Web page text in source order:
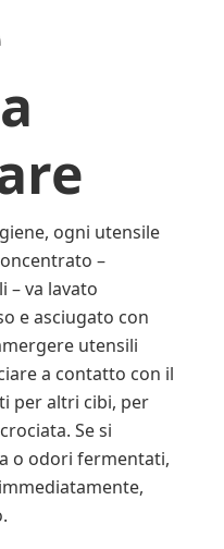
ogni utensile
–
– va lavato
e asciugato con
utensili
a contatto con il
per altri cibi, per
Se si
o odori fermentati,